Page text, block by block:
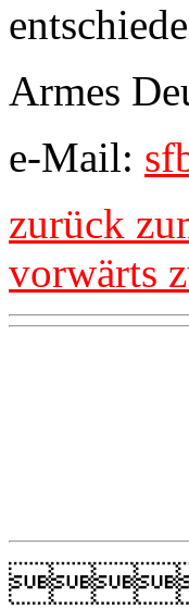
Armes
e-Mail:
zurück
vorwärts